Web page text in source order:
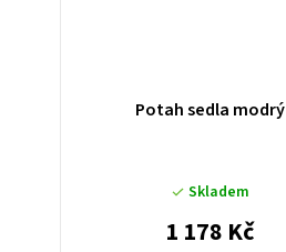
Potah sedla modrý
Skladem
1 178 Kč